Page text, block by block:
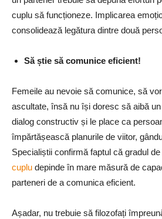
cuplu să funcționeze. Implicarea
consolidează legătura dintre două
Să știe să comunice eficient!
Femeile au nevoie să comunice, să
ascultate, însă nu își doresc să aibă
dialog constructiv și le place ca
împărtășească planurile de viitor,
Specialiștii confirmă faptul că gradul
cuplu depinde în mare măsură de
parteneri de a comunica eficient.
Așadar, nu trebuie să filozofați